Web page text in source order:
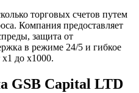
торговых счетов путем
Компания предоставляет
защита от
в режиме 24/5 и гибкое
до х1000.
GSB Capital LTD